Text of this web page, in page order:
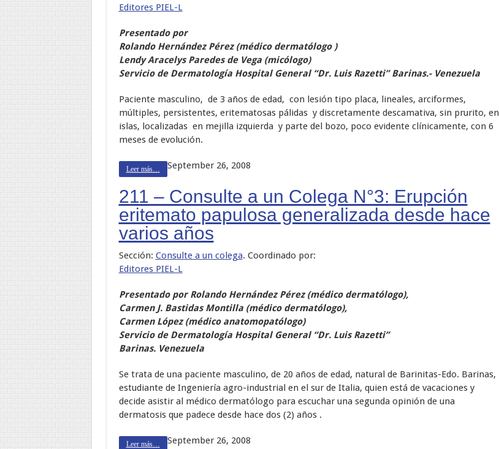
Editores PIEL-L
Presentado por
Rolando Hernández Pérez (médico dermatólogo)
Lendy Aracelys Paredes de Vega (micólogo)
Servicio de Dermatología Hospital General “Dr. Luis Razetti” Barinas.- Venezuela
Paciente masculino, de 3 años de edad, con lesión tipo placa, lineales, arciformes,
múltiples, persistentes, eritematosas pálidas y discretamente descamativa, sin prurito, en
islas, localizadas en mejilla izquierda y parte del bozo, poco evidente clínicamente, con 6
meses de evolución.
Leer más… September 26, 2008
211 – Consulte a un Colega N°3: Erupción
eritemato papulosa generalizada desde hace
varios años
Sección: Consulte a un colega. Coordinado por:
Editores PIEL-L
Presentado por Rolando Hernández Pérez (médico dermatólogo),
Carmen J. Bastidas Montilla (médico dermatólogo),
Carmen López (médico anatomopatólogo)
Servicio de Dermatología Hospital General “Dr. Luis Razetti”
Barinas. Venezuela
Se trata de una paciente masculino, de 20 años de edad, natural de Barinitas-Edo. Barinas,
estudiante de Ingeniería agro-industrial en el sur de Italia, quien está de vacaciones y
decide asistir al médico dermatólogo para escuchar una segunda opinión de una
dermatosis que padece desde hace dos (2) años .
Leer más… September 26, 2008